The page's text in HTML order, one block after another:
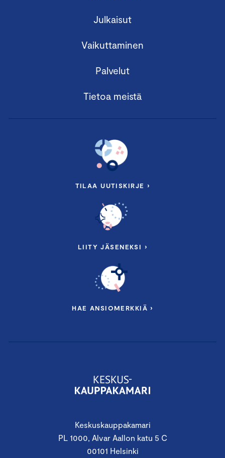
Keskuskauppakamari
PL 1000, Alvar Aallon katu 5 C
00101 Helsinki
Julkaisut
Vaikuttaminen
Palvelut
Tietoa meistä
TILAA UUTISKIRJE ›
LIITY JÄSENEKSI ›
HAE ANSIOMERKKIÄ ›